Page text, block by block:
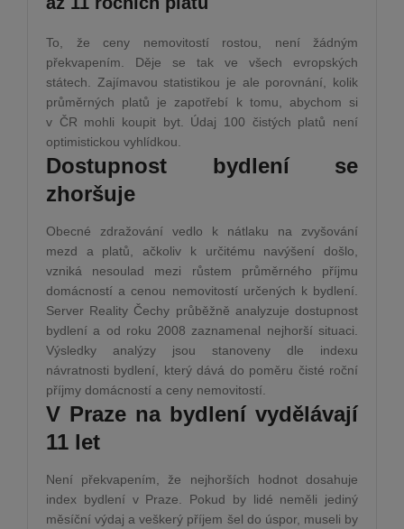
To, že ceny nemovitostí rostou, není žádným
překvapením. Děje se tak ve všech evropských
státech. Zajímavou statistikou je ale porovnání, kolik
průměrných platů je zapotřebí k tomu, abychom si
v ČR mohli koupit byt. Údaj 100 čistých platů není
optimistickou vyhlídkou.
Dostupnost bydlení se
zhoršuje
Obecné zdražování vedlo k nátlaku na zvyšování
mezd a platů, ačkoliv k určitému navýšení došlo,
vzniká nesoulad mezi růstem průměrného příjmu
domácností a cenou nemovitostí určených k bydlení.
Server Reality Čechy průběžně analyzuje dostupnost
bydlení a od roku 2008 zaznamenal nejhorší situaci.
Výsledky analýzy jsou stanoveny dle indexu
návratnosti bydlení, který dává do poměru čisté roční
příjmy domácností a ceny nemovitostí.
V Praze na bydlení vydělávají
11 let
Není překvapením, že nejhorších hodnot dosahuje
index bydlení v Praze. Pokud by lidé neměli jediný
měsíční výdaj a veškerý příjem šel do úspor, museli by